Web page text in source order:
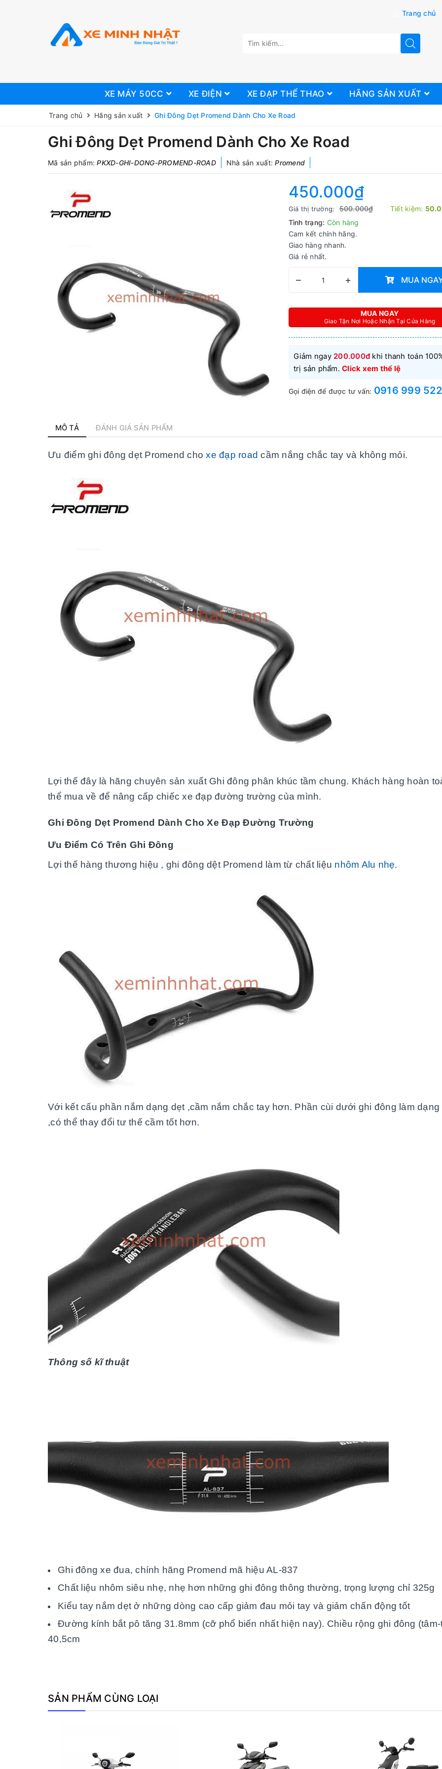
Trang chủ
XE MÁY 50CC XE ĐIỆN XE ĐẠP THỂ THAO HÃNG SẢN XUẤT
Trang chủ Hãng sản xuất Ghi Đông Dẹt Promend Dành Cho Xe Road
Ghi Đông Dẹt Promend Dành Cho Xe Road
Mã sản phẩm:PKXD-GHI-DONG-PROMEND-ROAD Nhà sản xuất: Promend
450.000₫
Giá thị trường: 500.000₫ Tiết kiệm:
Tình trạng: Còn hàng
Cam kết chính hãng.
Giao hàng nhanh.
Giá rẻ nhất.
– + MUA
MUA NGAY
Giao Tận Nơi Hoặc Nhận Tại Cửa Hàng
Giảm ngay 200.000đkhi thanh toán
trị sản phẩm. Click xem thể lệ
Gọi điện để được tư vấn: 0916 999 522
MÔ TẢ ĐÁNH GIÁ SẢN PHẨM
Ưu điểm ghi đông dẹt Promend choxe đạp roadcầm nắng chắc tay và không mỏi.
Lợi thế đây là hãng chuyên sản xuất Ghi đông phân khúc tầm chung. Khách hàng hoàn
thể mua về để nâng cấp chiếc xe đạp đường trường của mình.
Ghi Đông Dẹt Promend Dành Cho Xe Đạp Đường Trường
Ưu Điểm Có Trên Ghi Đông
Lợi thế hàng thương hiệu , ghi đông dệt Promend làm từ chất liệu nhôm Alu nhẹ.
Với kết cấu phần nắm dạng dẹt ,cầm nắm chắc tay hơn. Phần cùi dưới ghi đông làm dạng
,có thể thay đổi tư thế cầm tốt hơn.
Thông số kĩ thuật
Ghi đông xe đua, chính hãng Promend mã hiệu AL-837
Chất liệu nhôm siêu nhẹ, nhẹ hơn những ghi đông thông thường, trọng lượng chỉ 325g
Kiểu tay nắm dẹt ở những dòng cao cấp giảm đau mỏi tay và giảm chấn động tốt
Đường kính bắt pô tăng 31.8mm (cỡ phổ biến nhất hiện nay). Chiều rộng ghi đông
40,5cm
SẢN PHẨM CÙNG LOẠI